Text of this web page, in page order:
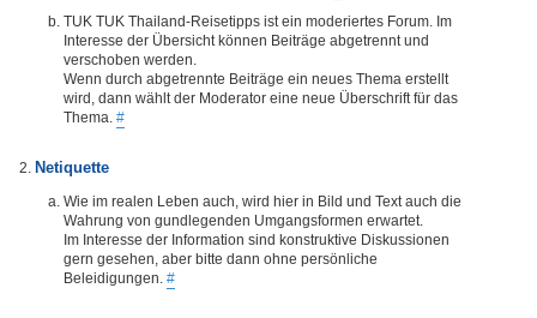
TUK TUK Thailand-Reisetipps ist ein moderiertes Forum. Im
Interesse der Übersicht können Beiträge abgetrennt und
verschoben werden.
Wenn durch abgetrennte Beiträge ein neues Thema erstellt
wird, dann wählt der Moderator eine neue Überschrift für das
Thema. #
Netiquette
Wie im realen Leben auch, wird hier in Bild und Text auch die
Wahrung von gundlegenden Umgangsformen erwartet.
Im Interesse der Information sind konstruktive Diskussionen
gern gesehen, aber bitte dann ohne persönliche
Beleidigungen. #